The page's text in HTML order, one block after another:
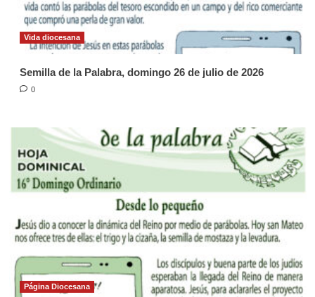
Vida diocesana
Semilla de la Palabra, domingo 26 de julio de 2026
0
Página Diocesana